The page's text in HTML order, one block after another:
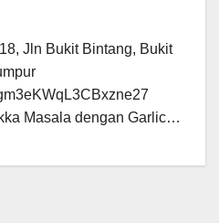
Jln Bukit Bintang, Bukit
Masala dengan Garlic…